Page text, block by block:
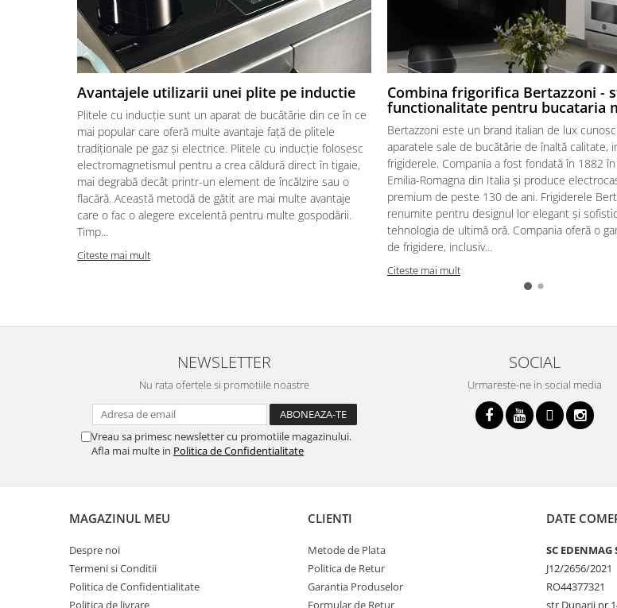
Avantajele utilizarii unei plite pe inductie
Plitele cu inducție sunt un aparat de bucătărie din ce în ce
mai popular care oferă multe avantaje față de plitele
tradiționale pe gaz și electrice. Plitele cu inducție folosesc
electromagnetismul pentru a crea căldură direct în tigaie,
mai degrabă decât printr-un element de încălzire sau o
flacără. Această metodă de gătit are mai multe avantaje
care o fac o alegere excelentă pentru multe gospodării.
Timp...
Citeste mai mult
Combina frigorifica Bertazzoni -
functionalitate pentru bucataria
Bertazzoni este un brand italian de lux
aparatele sale de bucătărie de înaltă calitate,
frigiderele. Compania a fost fondată în 1882
Emilia-Romagna din Italia și produce
premium de peste 130 de ani. Frigiderele
renumite pentru designul lor elegant și
tehnologia de ultimă oră. Compania oferă o
de frigidere, inclusiv...
Citeste mai mult
NEWSLETTER
Nu rata ofertele si promotiile noastre
Vreau sa primesc newsletter cu promotiile magazinului.
Afla mai multe in Politica de Confidentialitate
SOCIAL
Urmareste-ne in social media
MAGAZINUL MEU
Despre noi
Termeni si Conditii
Politica de Confidentialitate
Politica de livrare
CLIENTI
Metode de Plata
Politica de Retur
Garantia Produselor
Formular de Retur
DATE
SC EDENMAG
J12/2656/2021
RO44377321
str Dunarii nr